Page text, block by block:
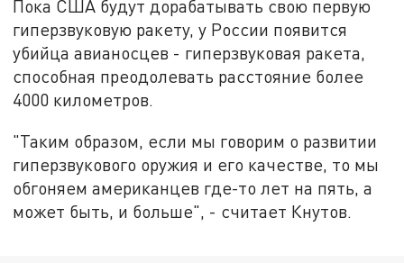
Пока США будут дорабатывать свою первую
гиперзвуковую ракету, у России появится
убийца авианосцев - гиперзвуковая ракета,
способная преодолевать расстояние более
4000 километров.
"Таким образом, если мы говорим о развитии
гиперзвукового оружия и его качестве, то мы
обгоняем американцев где-то лет на пять, а
может быть, и больше", - считает Кнутов.